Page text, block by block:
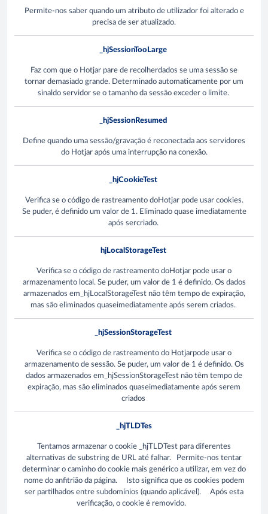
Permite-nos saber quando um atributo de utilizador foi alterado e
precisa de ser atualizado.
_hjSessionTooLarge
Faz com que o Hotjar pare de recolherdados se uma sessão se
tornar demasiado grande. Determinado automaticamente por um
sinaldo servidor se o tamanho da sessão exceder o limite.
_hjSessionResumed
Define quando uma sessão/gravação é reconectada aos servidores
do Hotjar após uma interrupção na conexão.
_hjCookieTest
Verifica se o código de rastreamento doHotjar pode usar cookies.
Se puder, é definido um valor de 1. Eliminado quase imediatamente
após sercriado.
hjLocalStorageTest
Verifica se o código de rastreamento doHotjar pode usar o
armazenamento local. Se puder, um valor de 1 é definido. Os dados
armazenados em_hjLocalStorageTest não têm tempo de expiração,
mas são eliminados quaseimediatamente após serem criados.
_hjSessionStorageTest
Verifica se o código de rastreamento do Hotjarpode usar o
armazenamento de sessão. Se puder, um valor de 1 é definido. Os
dados armazenados em_hjSessionStorageTest não têm tempo de
expiração, mas são eliminados quaseimediatamente após serem
criados
_hjTLDTes
Tentamos armazenar o cookie _hjTLDTest para diferentes
alternativas de substring de URL até falhar. Permite-nos tentar
determinar o caminho do cookie mais genérico a utilizar, em vez do
nome do anfitrião da página. Isto significa que os cookies podem
ser partilhados entre subdomínios (quando aplicável). Após esta
verificação, o cookie é removido.